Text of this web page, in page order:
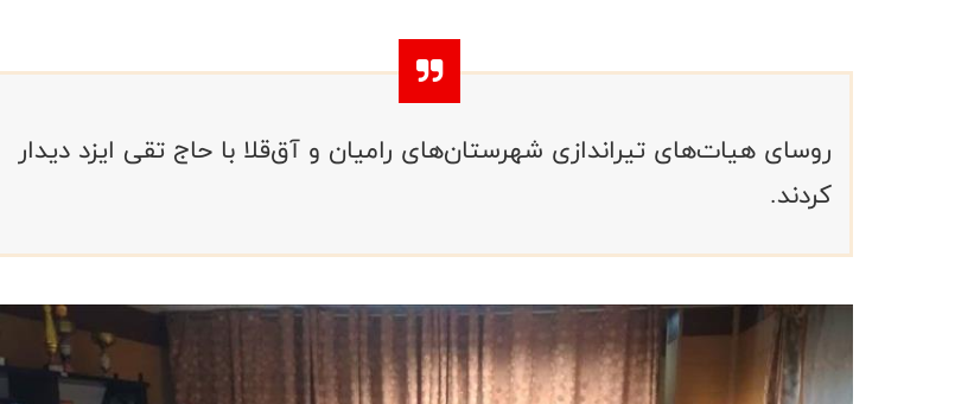
روسای هیات‌های تیراندازی شهرستان‌های رامیان و آق‌قلا با حاج تقی ایزد دیدار
کردند.